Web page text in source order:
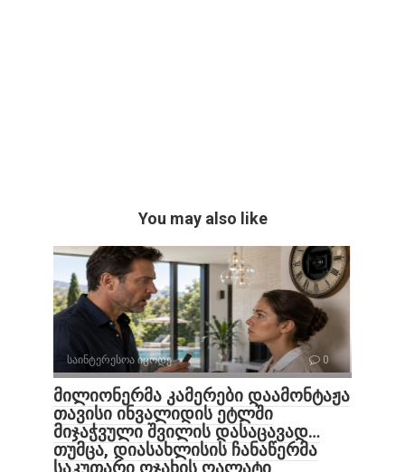
You may also like
საინტერესოა იცოდე 0
მილიონერმა კამერები დაამონტაჟა
თავისი ინვალიდის ეტლში
მიჯაჭვული შვილის დასაცავად…
თუმცა, დიასახლისის ჩანაწერმა